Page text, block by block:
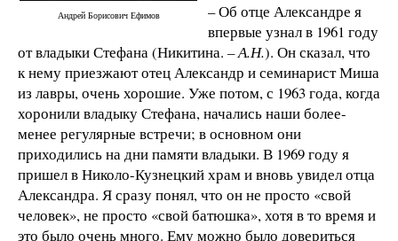
Андрей Борисович Ефимов
– Об отце Александре я
впервые узнал в 1961 году
от владыки Стефана (Никитина. –А.Н.). Он сказал, что
к нему приезжают отец Александр и семинарист Миша
из лавры, очень хорошие. Уже потом, с 1963 года, когда
хоронили владыку Стефана, начались наши более-
менее регулярные встречи; в основном они
приходились на дни памяти владыки. В 1969 году я
пришел в Николо-Кузнецкий храм и вновь увидел отца
Александра. Я сразу понял, что он не просто «свой
человек», не просто «свой батюшка», хотя в то время и
это было очень много. Ему можно было довериться